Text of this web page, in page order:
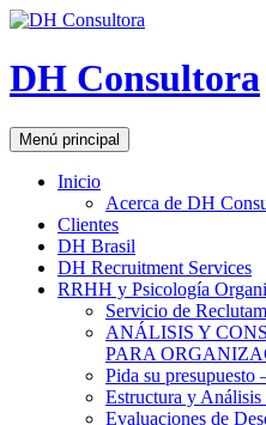
DH Consultora
Buscar
Menú principal
Saltar
al
Inicio
Acerca de DH
Clientes
DH Brasil
DH Recruitment Services
RRHH y Psicología
Servicio de
ANÁLISIS Y
PARA
Pida su presupuesto
Estructura y Análisis
Evaluaciones de